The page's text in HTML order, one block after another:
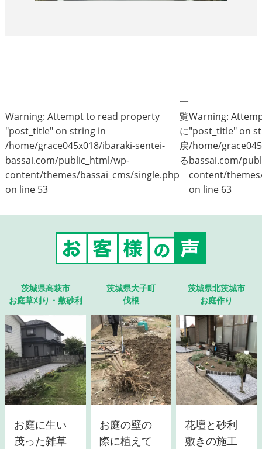
Warning: Attempt to read property
"post_title" on string in
/home/grace045x018/ibaraki-sentei-
bassai.com/public_html/wp-
content/themes/bassai_cms/single.php
on line 53
一
覧
に
戻
る
Warning:
"post_title" on
/home/
bassai.com/
content/
on line 63
茨城県高萩市
お庭草刈り・敷砂利
お庭に生い
茂った雑草
茨城県大子町
伐根
お庭の壁の
際に植えて
茨城県北茨城市
お庭作り
花壇と砂利
敷きの施工